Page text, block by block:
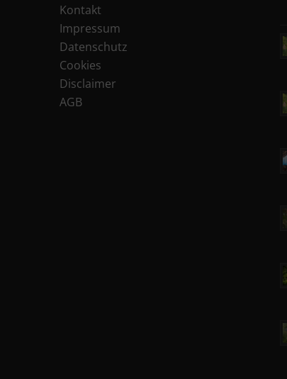
Kontakt
Impressum
Datenschutz
Cookies
Disclaimer
AGB